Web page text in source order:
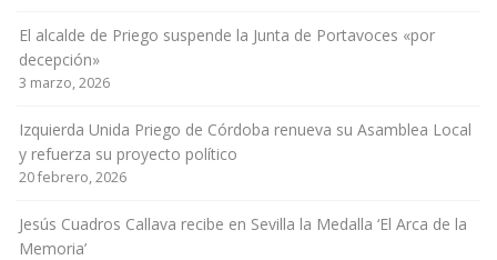
El alcalde de Priego suspende la Junta de Portavoces «por
decepción»
3 marzo, 2026
Izquierda Unida Priego de Córdoba renueva su Asamblea Local
y refuerza su proyecto político
20 febrero, 2026
Jesús Cuadros Callava recibe en Sevilla la Medalla ‘El Arca de la
Memoria’